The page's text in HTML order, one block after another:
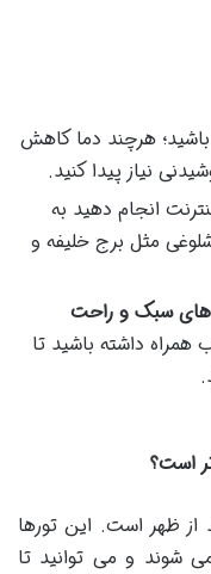
هرچند دما کاهش
نیاز پیدا کنید.
انجام دهید به
مثل برج خلیفه و
سبک و راحت
همراه داشته باشید تا
است؟
از ظهر است. این تورها
آغاز می شوند و می توانید تا